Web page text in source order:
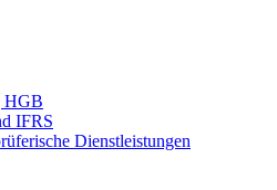
HGB
IFRS
Dienstleistungen